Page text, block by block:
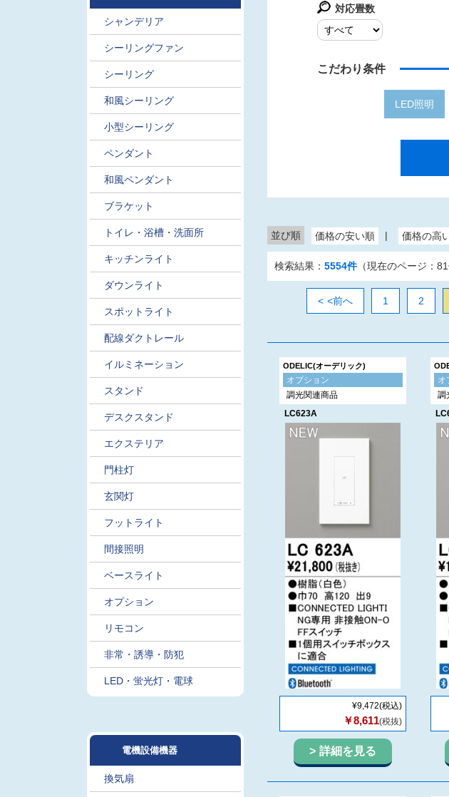
シャンデリア
シーリングファン
シーリング
和風シーリング
小型シーリング
ペンダント
和風ペンダント
ブラケット
トイレ・浴槽・洗面所
キッチンライト
ダウンライト
スポットライト
配線ダクトレール
イルミネーション
スタンド
デスクスタンド
エクステリア
門柱灯
玄関灯
フットライト
間接照明
ベースライト
オプション
リモコン
非常・誘導・防犯
LED・蛍光灯・電球
電機設備機器
換気扇
対応畳数
こだわり条件
LED照明
並び順
検索結果： 5554件（現在のページ：81
<前へ 1 2
ODELIC(オーデリック)
オプション
調光関連商品
LC623A
¥9,472(税込)
￥8,611(税抜)
詳細を見る
オ
調